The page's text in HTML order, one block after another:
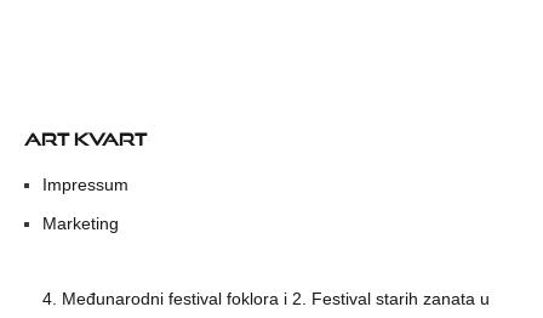
ART KVART
Impressum
Marketing
4. Međunarodni festival foklora i 2. Festival starih zanata u